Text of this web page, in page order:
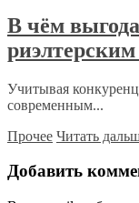
В чём
Учитывая
современным...
Прочее Читать
Добавить